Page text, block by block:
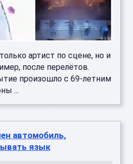
артист по сцене, но и
после перелётов.
произошло с 69-летним
...
автомобиль,
язык